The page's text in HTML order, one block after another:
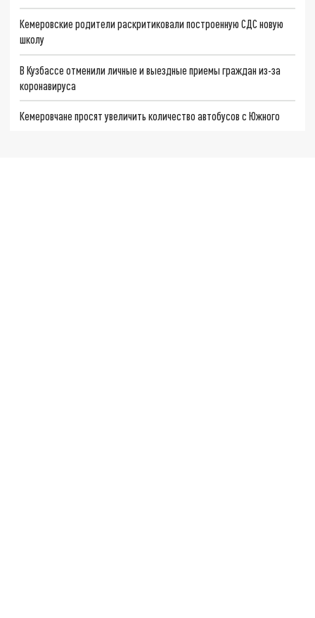
Кемеровские родители раскритиковали построенную СДС новую
школу
В Кузбассе отменили личные и выездные приемы граждан из-за
коронавируса
Кемеровчане просят увеличить количество автобусов с Южного